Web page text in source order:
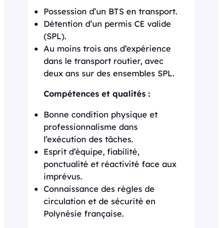
Possession d’un BTS en transport.
Détention d’un permis CE valide
(SPL).
Au moins trois ans d’expérience
dans le transport routier, avec
deux ans sur des ensembles SPL.
Compétences et qualités :
Bonne condition physique et
professionnalisme dans
l’exécution des tâches.
Esprit d’équipe, fiabilité,
ponctualité et réactivité face aux
imprévus.
Connaissance des règles de
circulation et de sécurité en
Polynésie française.